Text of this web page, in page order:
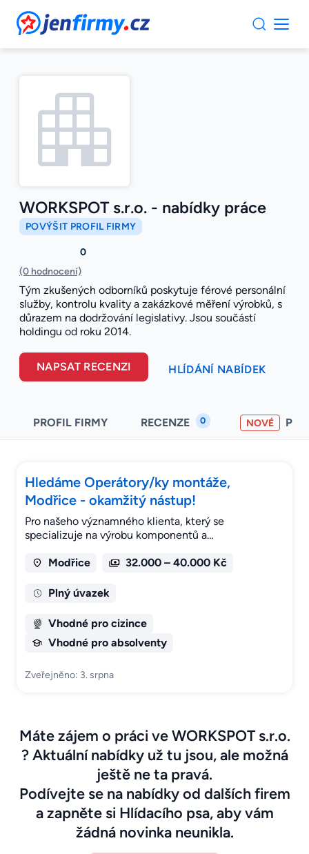
JenFirmy.cz
WORKSPOT s.r.o. - nabídky práce
POVÝŠIT PROFIL FIRMY
0
(0 hodnocení)
Tým zkušených odborníků poskytuje férové personální
služby, kontrolu kvality a zakázkové měření výrobků, s
důrazem na dodržování legislativy. Jsou součástí
holdingu od roku 2014.
NAPSAT RECENZI HLÍDÁNÍ NABÍDEK
PROFIL FIRMY RECENZE 0 NOVÉ
Hledáme Operátory/ky montáže,
Modřice - okamžitý nástup!
Pro našeho významného klienta, který se
specializuje na výrobu komponentů a…
Modřice 32.000 – 40.000 Kč
Plný úvazek
Vhodné pro cizince
Vhodné pro absolventy
Zveřejněno: 3. srpna
Máte zájem o práci ve WORKSPOT s.r.o.
? Aktuální nabídky už tu jsou, ale možná
ještě ne ta pravá.
Podívejte se na nabídky od dalších firem
a zapněte si Hlídacího psa, aby vám
žádná novinka neunikla.